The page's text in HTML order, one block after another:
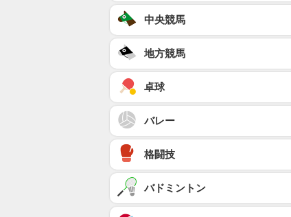
中央競馬
地方競馬
卓球
バレー
格闘技
バドミントン